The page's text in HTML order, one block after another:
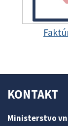
KONTAKT
Ministerstvo